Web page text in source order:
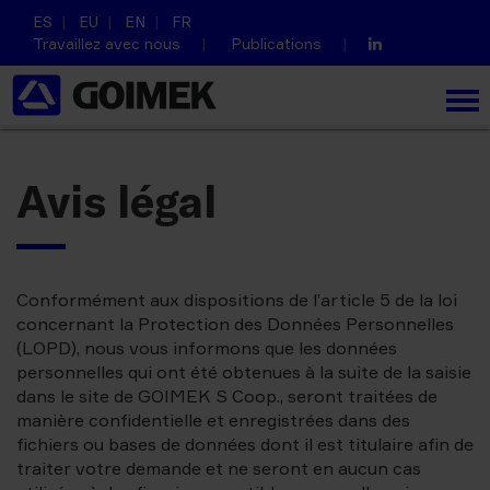
ES EU EN
FR
Travaillez avec nous
Publications
Avis légal
Conformément aux dispositions de l’article 5 de la loi
concernant la Protection des Données Personnelles
(LOPD), nous vous informons que les données
personnelles qui ont été obtenues à la suite de la saisie
dans le site de GOIMEK S Coop., seront traitées de
manière confidentielle et enregistrées dans des
fichiers ou bases de données dont il est titulaire afin de
traiter votre demande et ne seront en aucun cas